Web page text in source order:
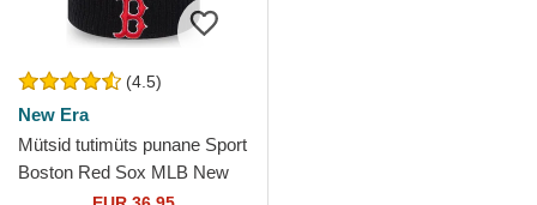
(4.5)
New Era
Mütsid tutimüts punane Sport
Boston Red Sox MLB New